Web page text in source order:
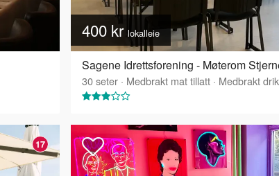
400 kr lokalleie
Sagene Idrettsforening - Møterom
30seter · Medbrakt mat tillatt · Medbrakt
17